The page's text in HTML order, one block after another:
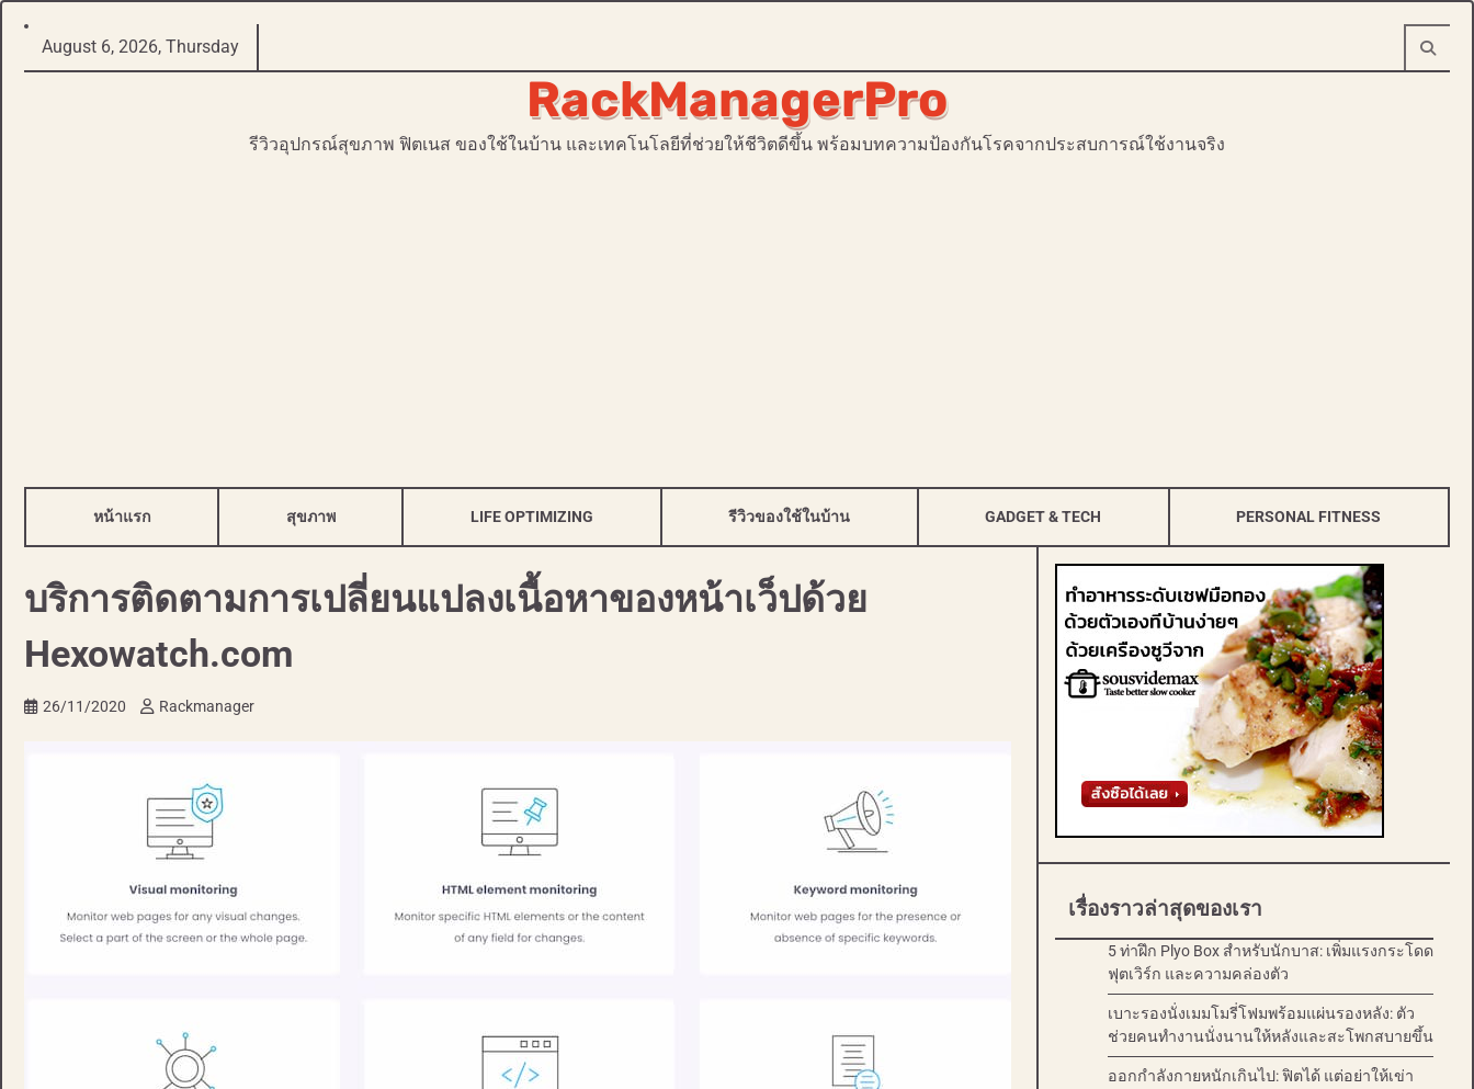
Skip
August 6, 2026, Thursday
RackManagerPro
รีวิวอุปกรณ์สุขภาพ ฟิตเนส ของใช้ในบ้าน และเทคโนโลยีที่ช่วยให้ชีวิตดีขึ้น พร้อมบทความป้องกันโรคจากประสบการณ์ใช้งานจริง
หน้าแรก สุขภาพ LIFE OPTIMIZING รีวิวของใช้ในบ้าน GADGET & TECH PERSONAL FITNESS
บริการติดตามการเปลี่ยนแปลงเนื้อหาของหน้าเว็ปด้วย
Hexowatch.com
26/11/2020 Rackmanager
เรื่องราวล่าสุดของเรา
5 ท่าฝึก Plyo Box สำหรับนักบาส: เพิ่มแรงกระโดด
ฟุตเวิร์ก และความคล่องตัว
เบาะรองนั่งเมมโมรี่โฟมพร้อมแผ่นรองหลัง: ตัว
ช่วยคนทำงานนั่งนานให้หลังและสะโพกสบายขึ้น
ออกกำลังกายหนักเกินไป: ฟิตได้ แต่อย่าให้เข่า